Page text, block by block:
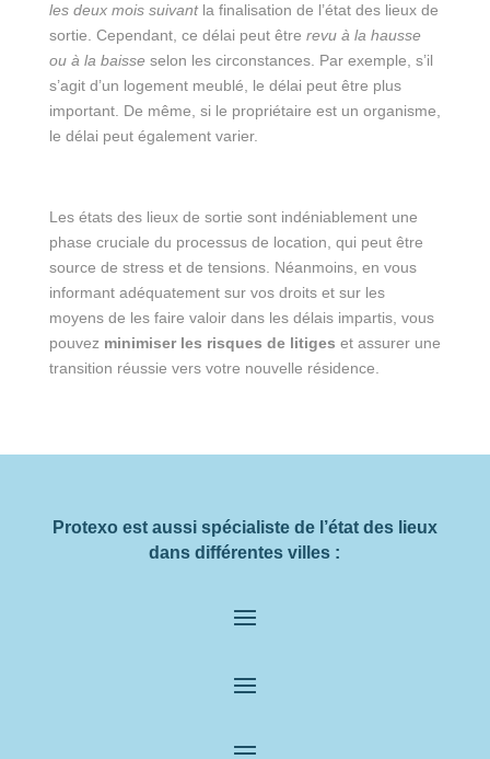
les deux mois suivantla finalisation de l’état des lieux de
sortie. Cependant, ce délai peut être revu à la hausse
ou à la baisse selon les circonstances. Par exemple, s’il
s’agit d’un logement meublé, le délai peut être plus
important. De même, si le propriétaire est un organisme,
le délai peut également varier.
Les états des lieux de sortie sont indéniablement une
phase cruciale du processus de location, qui peut être
source de stress et de tensions. Néanmoins, en vous
informant adéquatement sur vos droits et sur les
moyens de les faire valoir dans les délais impartis, vous
pouvez minimiser les risques de litiges et assurer une
transition réussie vers votre nouvelle résidence.
Protexo est aussi spécialiste de l’état des lieux
dans différentes villes :